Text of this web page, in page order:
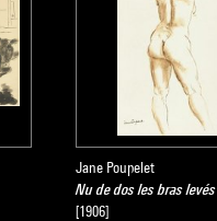
Jane Poupelet
Nu de dos les bras levés
[1906]